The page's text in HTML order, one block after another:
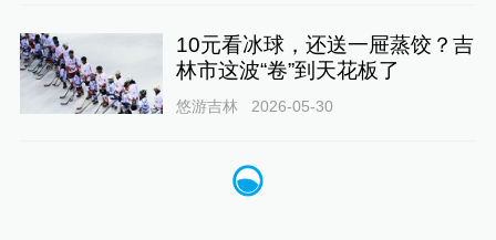
10元看冰球，还送一屉蒸饺？吉
林市这波“卷”到天花板了
悠游吉林 2026-05-30